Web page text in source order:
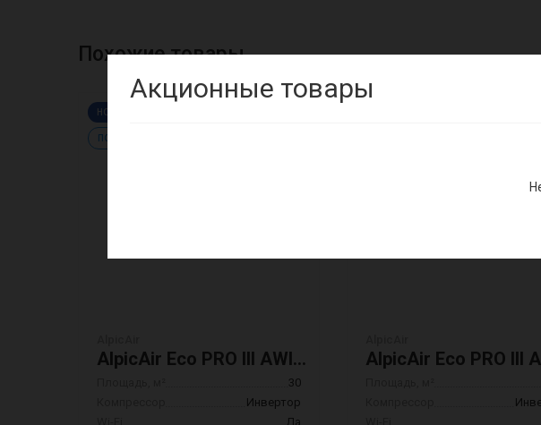
Похожие товары
НОВИНКА
ПОПУЛЯРНЫЙ
AlpicAir Eco PRO III AWI-33HRDC1F/AWO-33HRDC1F
30
Инвертор
Да
Акционные товары